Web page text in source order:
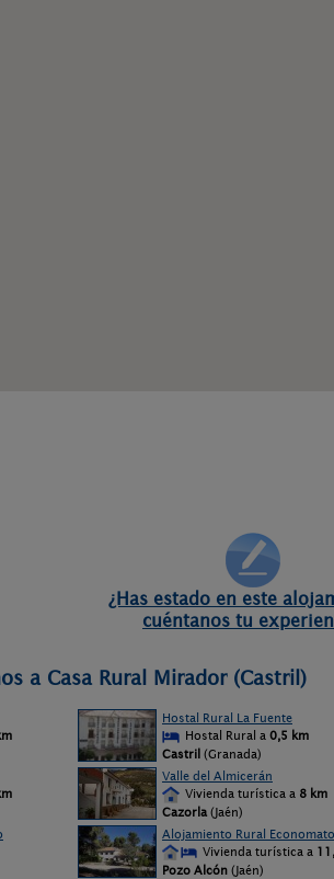
¿Has estado en este
cuéntanos tu
a Casa Rural Mirador (Castril)
Hostal Rural La Fuente
Hostal Rural a 0,5 km
Castril (Granada)
Valle del Almicerán
Vivienda turística a 8 km
Cazorla (Jaén)
Alojamiento Rural Economato
Vivienda turística a
Pozo Alcón (Jaén)